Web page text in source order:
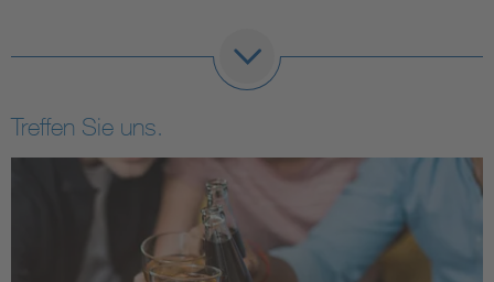
Treffen Sie uns.